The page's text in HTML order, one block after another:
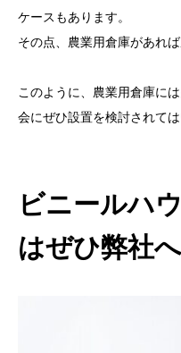
ケースもあります。
その点、農業用倉庫があれ
このように、農業用倉庫に
会にぜひ設置を検討されて
ビニールハ
はぜひ弊社へ